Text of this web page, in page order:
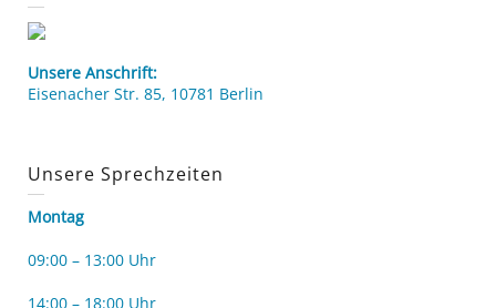
Unsere Anschrift:
Eisenacher Str. 85, 10781 Berlin
Unsere Sprechzeiten
Montag
09:00 – 13:00 Uhr
14:00 – 18:00 Uhr